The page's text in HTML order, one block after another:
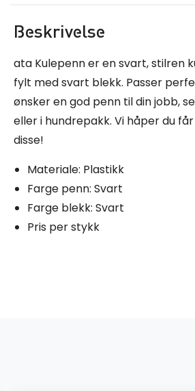
Beskrivelse
ata Kulepenn er en svart, stilren
fylt med svart blekk. Passer
ønsker en god penn til din jobb,
eller i hundrepakk. Vi håper du
disse!
Materiale: Plastikk
Farge penn: Svart
Farge blekk: Svart
Pris per stykk